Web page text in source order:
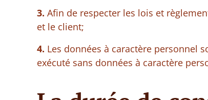
3. Afin de respecter les lois et
et le client;
4. Les données à caractère personnel
exécuté sans données à caractère